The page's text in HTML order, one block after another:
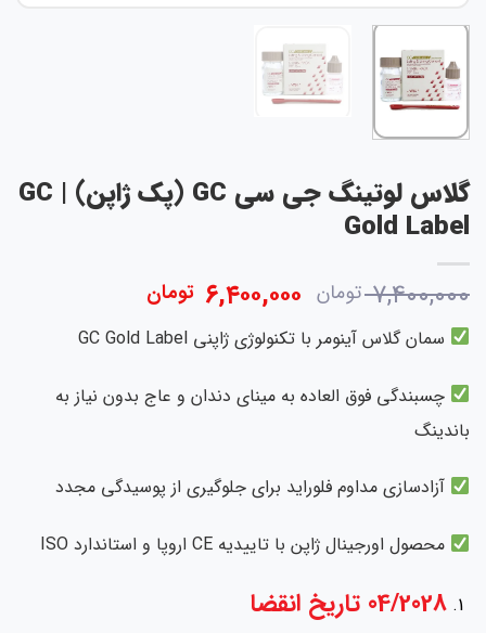
گلاس لوتینگ جی سی GC (پک ژاپن) | GC
Gold Label
۷,۴۰۰,۰۰۰ تومان قیمت
اصلی:
۷,۴۰۰,۰۰۰ تومان
۶,۴۰۰,۰۰۰ تومان
فعلی:
۶,۴۰۰,۰۰۰ تومان. سمان گلاس آینومر با تکنولوژی ژاپنی GC Gold Label
چسبندگی فوق العاده به مینای دندان و عاج بدون نیاز به
باندینگ
آزادسازی مداوم فلوراید برای جلوگیری از پوسیدگی مجدد
محصول اورجینال ژاپن با تاییدیه CE اروپا و استاندارد ISO
04/2028 تاریخ انقضا